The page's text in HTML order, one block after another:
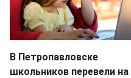
В Петропавловске
школьников перевели на